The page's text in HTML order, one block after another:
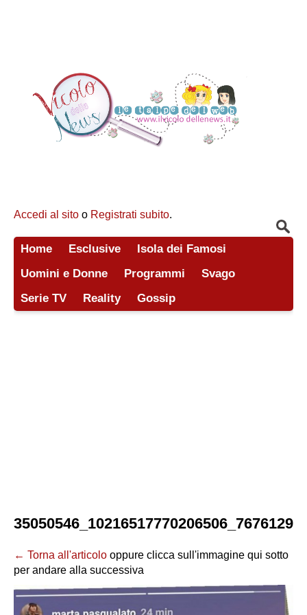
Accedi al sito o Registrati subito.
Home Esclusive
Isola dei Famosi
Uomini e Donne
Programmi
Svago
Serie TV
Reality Gossip
← Torna all'articolo oppure clicca sull'immagine qui sotto
per andare alla successiva